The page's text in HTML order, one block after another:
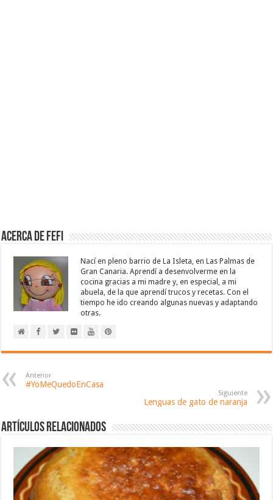
Acerca de Fefi
Nací en pleno barrio de La Isleta, en Las Palmas de
Gran Canaria. Aprendí a desenvolverme en la
cocina gracias a mi madre y, en especial, a mi
abuela, de la que aprendí trucos y recetas. Con el
tiempo he ido creando algunas nuevas y adaptando
otras.
Anterior
#YoMeQuedoEnCasa
Siguiente
Lenguas de gato de naranja
Artículos relacionados